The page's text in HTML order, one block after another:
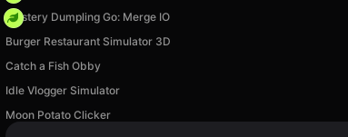
Mystery Dumpling Go: Merge IO
Burger Restaurant Simulator 3D
Catch a Fish Obby
Idle Vlogger Simulator
Moon Potato Clicker